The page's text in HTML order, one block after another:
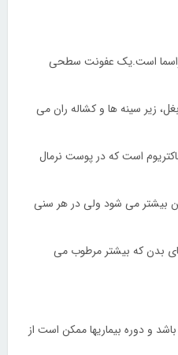
است.یک عفونت سطحی
زیر سینه ها و کشاله ران می
است که در پوست نرمال
بیشتر می شود ولی در هر سنی
بدن که بیشتر مرطوب می
و دوره بیماریها ممکن است از